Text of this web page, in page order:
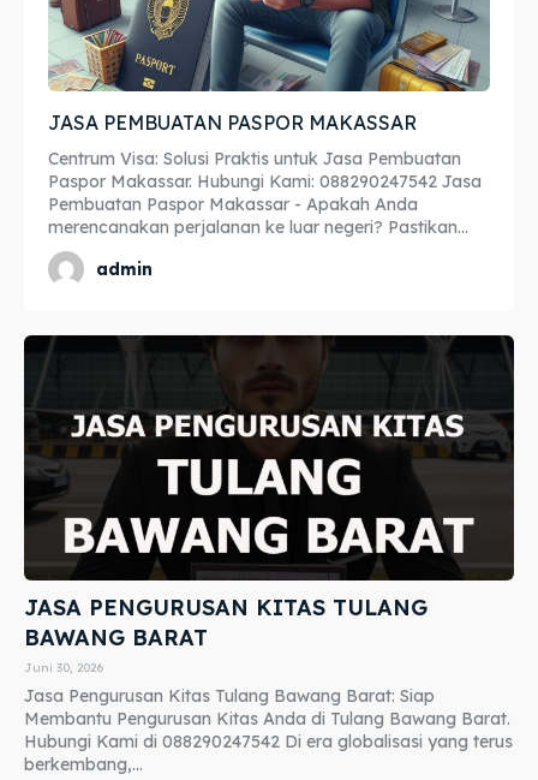
Penerjemah
Asuransi
Blog
Penerjemah
Asuransi
Blog
JASA PEMBUATAN PASPOR MAKASSAR
Centrum Visa: Solusi Praktis untuk Jasa Pembuatan
Paspor Makassar. Hubungi Kami: 088290247542 Jasa
Pembuatan Paspor Makassar - Apakah Anda
merencanakan perjalanan ke luar negeri? Pastikan...
admin
JASA PENGURUSAN KITAS TULANG
BAWANG BARAT
Juni 30, 2026
Jasa Pengurusan Kitas Tulang Bawang Barat: Siap
Membantu Pengurusan Kitas Anda di Tulang Bawang Barat.
Hubungi Kami di 088290247542 Di era globalisasi yang terus
berkembang,...